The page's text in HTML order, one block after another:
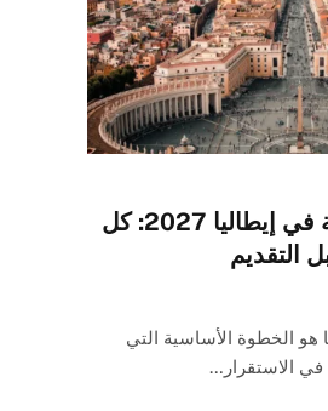
دليل تصريح الإقامة في إيطاليا 2027: كل
التقديم
هو الخطوة الأساسية التي
الاستقرار…